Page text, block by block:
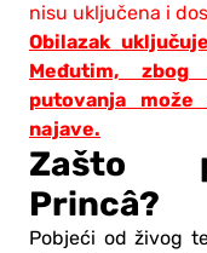
nisu uključena i
Obilazak
Međutim, zbog
putovanja
najave.
Zašto
Princâ?
Pobjeći od živog